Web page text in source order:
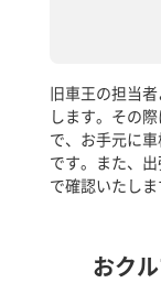
旧車王の担当
します。その
で、お手元に
です。また、
で確認いたしま
おク